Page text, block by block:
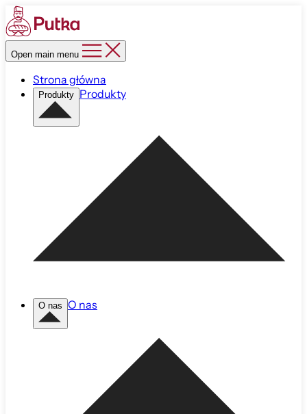
Open main menu
Strona główna
Produkty Produkty
O nas O nas